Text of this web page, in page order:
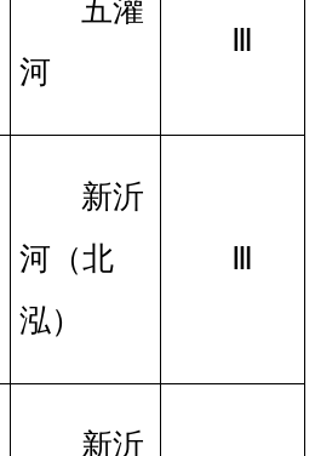
五灌
河
新沂
河（北
泓）
新沂